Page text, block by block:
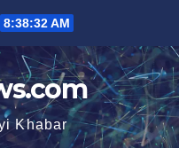
8:38:32 AM
Khabar